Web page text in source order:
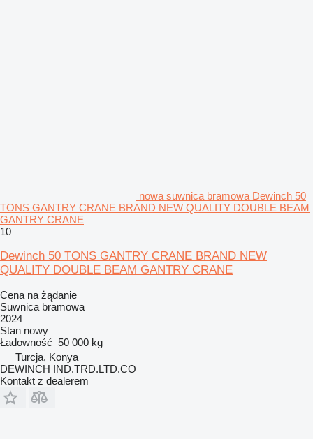
nowa suwnica bramowa Dewinch 50
TONS GANTRY CRANE BRAND NEW QUALITY DOUBLE BEAM
GANTRY CRANE
10
Dewinch 50 TONS GANTRY CRANE BRAND NEW
QUALITY DOUBLE BEAM GANTRY CRANE
Cena na żądanie
Suwnica bramowa
2024
Stan nowy
Ładowność 50 000 kg
Turcja, Konya
DEWINCH IND.TRD.LTD.CO
Kontakt z dealerem